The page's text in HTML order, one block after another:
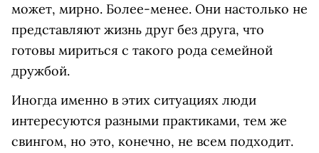
может, мирно. Более-менее. Они настолько не
представляют жизнь друг без друга, что
готовы мириться с такого рода семейной
дружбой.
Иногда именно в этих ситуациях люди
интересуются разными практиками, тем же
свингом, но это, конечно, не всем подходит.